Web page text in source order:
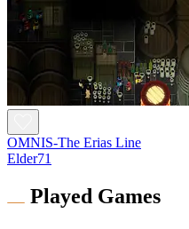
OMNIS-The Erias Line
Elder71
Played Games